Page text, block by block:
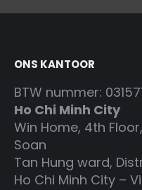
ONS KANTOOR
BTW nummer:
Ho Chi Minh City
Win Home, 4th
Soan
Tan Hung ward,
Ho Chi Minh City –